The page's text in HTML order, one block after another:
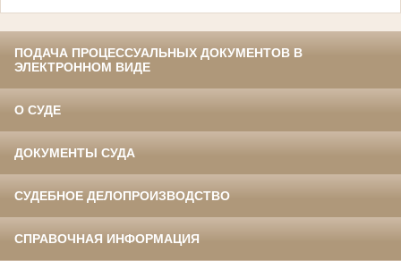
ПОДАЧА ПРОЦЕССУАЛЬНЫХ ДОКУМЕНТОВ В
ЭЛЕКТРОННОМ ВИДЕ
О СУДЕ
ДОКУМЕНТЫ СУДА
СУДЕБНОЕ ДЕЛОПРОИЗВОДСТВО
СПРАВОЧНАЯ ИНФОРМАЦИЯ